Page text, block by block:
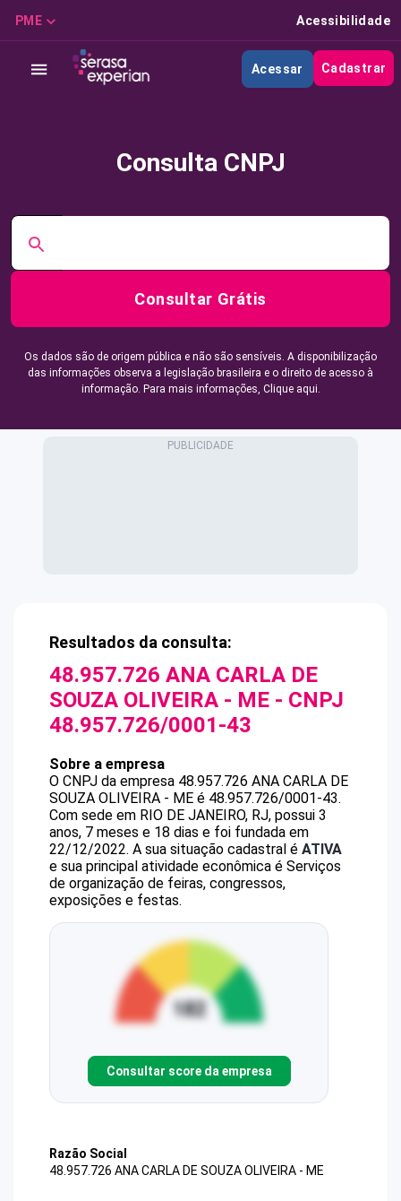
PME Acessibilidade
Acessar Cadastrar
Consulta CNPJ
Consultar Grátis
Os dados são de origem pública e não são sensíveis. A disponibilização
das informações observa a legislação brasileira e o direito de acesso à
informação. Para mais informações, Clique aqui.
Resultados da consulta:
48.957.726 ANA CARLA DE
SOUZA OLIVEIRA - ME - CNPJ
48.957.726/0001-43
Sobre a empresa
O CNPJ da empresa 48.957.726 ANA CARLA DE
SOUZA OLIVEIRA - ME é 48.957.726/0001-43.
Com sede em RIO DE JANEIRO, RJ, possui 3
anos, 7 meses e 18 dias e foi fundada em
22/12/2022. A sua situação cadastral é ATIVA
e sua principal atividade econômica é Serviços
de organização de feiras, congressos,
exposições e festas.
Consultar score da empresa
Razão Social
48.957.726 ANA CARLA DE SOUZA OLIVEIRA - ME